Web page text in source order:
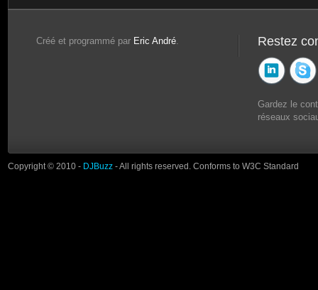
Créé et programmé par Eric André Restez
Gardez le
réseaux
Copyright © 2010 - DJBuzz - All rights reserved. Conforms to W3C Standard